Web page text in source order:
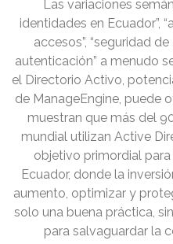
Las variaciones
identidades en Ecuador”,
accesos”, “seguridad
autenticación” a menudo
el Directorio Activo,
de ManageEngine, puede
muestran que más del
mundial utilizan Active
objetivo primordial
Ecuador, donde la
aumento, optimizar y
solo una buena práctica,
para salvaguardar la